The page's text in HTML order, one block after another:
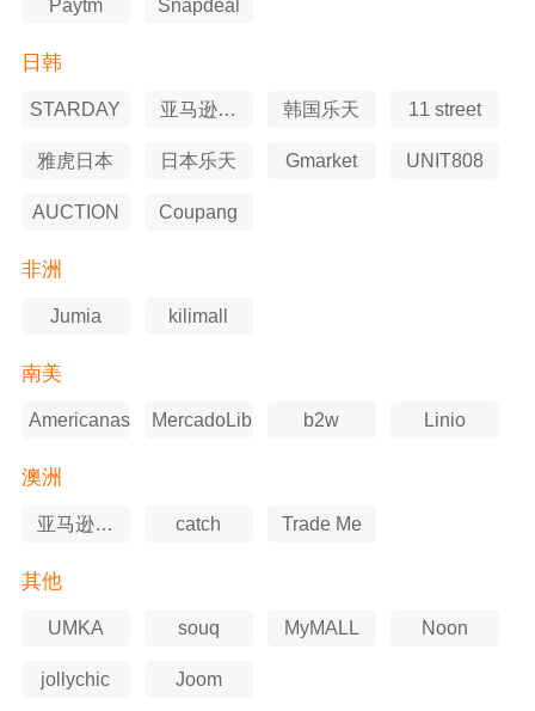
Paytm Snapdeal
日韩
STARDAY
亚马逊日
本站
韩国乐天 11 street
雅虎日本 日本乐天 Gmarket UNIT808
AUCTION Coupang
非洲
Jumia kilimall
南美
Americanas MercadoLibre b2w Linio
澳洲
亚马逊澳
catch Trade Me
其他
UMKA souq MyMALL Noon
jollychic Joom